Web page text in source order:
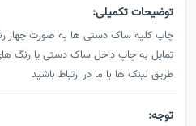
توضیحات تکمیلی:
چاپ کلیه ساک دستی ها به صورت چهار
تمایل به چاپ داخل ساک دستی یا رنگ
طریق لینک ها با ما در ارتباط باشید
توجه: